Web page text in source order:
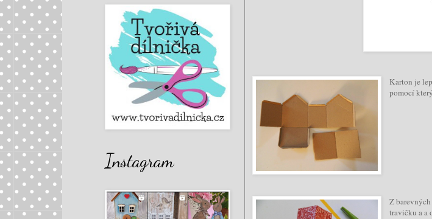
Karton je
pomocí
Z
travičku a a
Instagram